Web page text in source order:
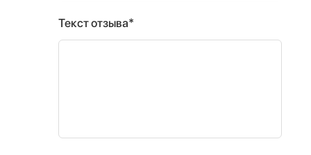
Текст отзыва*